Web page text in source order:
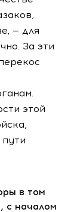
— для
За эти
этой
в том
с началом